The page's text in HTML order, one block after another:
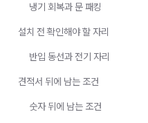
냉기 회복과 문 패킹
설치 전 확인해야 할 자리
반입 동선과 전기 자리
견적서 뒤에 남는 조건
숫자 뒤에 남는 조건